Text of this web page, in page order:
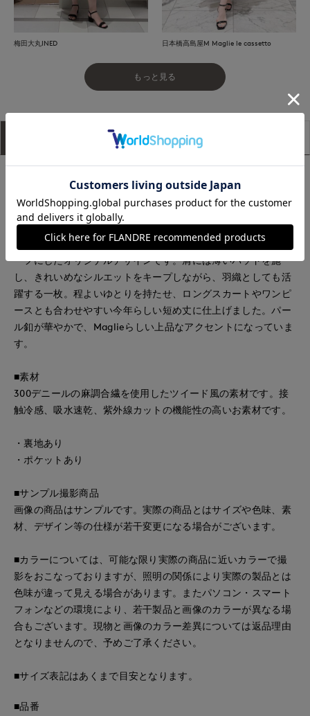
梅田大丸INED 日本橋高島屋M Maglie le cassetto
もっと見る
サイズ詳細
麻調合繊を使用したツイード風素材のジャケット。胸ポケット
には、MaglieオリジナルのMCロゴを2色のステッチで刺繍し、
華やかさをプラスしています。ロゴ刺繍は、イタリアのカリグ
ラフィーをアレンジしたMaglieの“M”とCassettoの“C”をモチ
ーフにしたオリジナルデザインです。肩には薄いパッドを施
し、きれいめなシルエットをキープしながら、羽織としても活
躍する一枚。程よいゆとりを持たせ、ロングスカートやワンピ
ースとも合わせやすい今年らしい短め丈に仕上げました。パー
ル釦が華やかで、Maglieらしい上品なアクセントになっていま
す。
■素材
300デニールの麻調合繊を使用したツイード風の素材です。接
触冷感、吸水速乾、紫外線カットの機能性の高いお素材です。
・裏地あり
・ポケットあり
■サンプル撮影商品
画像の商品はサンプルです。実際の商品とはサイズや色味、素
材、デザイン等の仕様が若干変更になる場合がございます。
■カラーについては、可能な限り実際の商品に近いカラーで撮
影をおこなっておりますが、照明の関係により実際の製品とは
色味が違って見える場合があります。またパソコン・スマート
フォンなどの環境により、若干製品と画像のカラーが異なる場
合もございます。現物と画像のカラー差異については返品理由
となりませんので、予めご了承ください。
■サイズ表記はあくまで目安となります。
■品番